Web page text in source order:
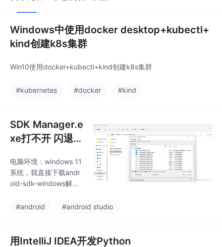
Windows中使用docker desktop+kubectl+
kind创建k8s集群
Win10使用docker+kubectl+kind创建k8s集群
#kubernetes #docker #kind
SDK Manager.e
xe打不开 闪退
1下搭建android
sdk
电脑环境：windows 11
系统，我直接下载andr
oid-sdk-windows解
tudio相信很多人都遇到
击SDK Manager.exe就
#android #android studio
用IntelliJ IDEA开发Python